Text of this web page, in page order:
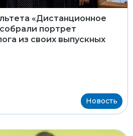
«Дистанционное
портрет
из своих выпускных
Новость